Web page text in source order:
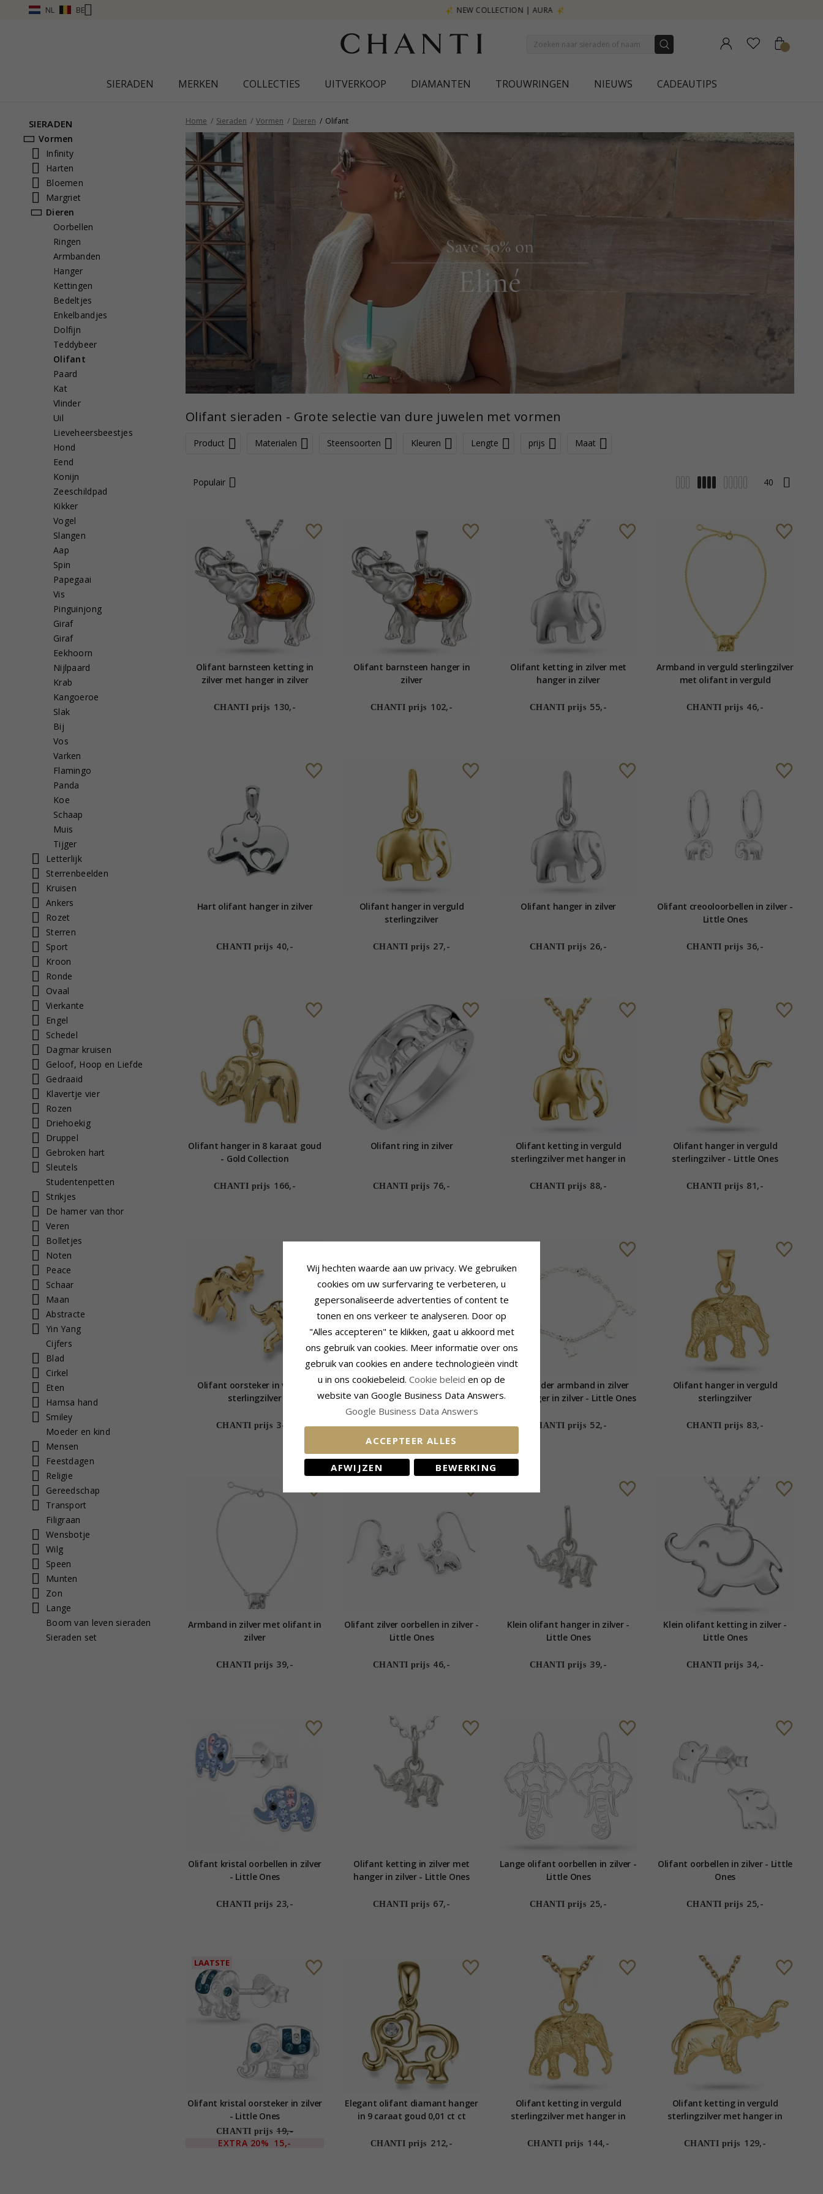
NL BE NEW COLLECTION | AURA
SIERADEN MERKEN COLLECTIES UITVERKOOP DIAMANTEN TROUWRINGEN NIEUWS CADEAUTIPS
SIERADEN
Vormen
Infinity
Harten
Bloemen
Margriet
Dieren
Oorbellen
Ringen
Armbanden
Hanger
Kettingen
Bedeltjes
Enkelbandjes
Dolfijn
Teddybeer
Olifant
Paard
Kat
Vlinder
Uil
Lieveheersbeestjes
Hond
Eend
Konijn
Zeeschildpad
Kikker
Vogel
Slangen
Aap
Spin
Papegaai
Vis
Pinguinjong
Giraf
Giraf
Eekhoorn
Nijlpaard
Krab
Kangoeroe
Slak
Bij
Vos
Varken
Flamingo
Panda
Koe
Schaap
Muis
Tijger
Letterlijk
Sterrenbeelden
Kruisen
Ankers
Rozet
Sterren
Sport
Kroon
Ronde
Ovaal
Vierkante
Engel
Schedel
Dagmar kruisen
Geloof, Hoop en Liefde
Gedraaid
Klavertje vier
Rozen
Driehoekig
Druppel
Gebroken hart
Sleutels
Studentenpetten
Strikjes
De hamer van thor
Veren
Bolletjes
Noten
Peace
Schaar
Maan
Abstracte
Yin Yang
Cijfers
Blad
Cirkel
Eten
Hamsa hand
Smiley
Moeder en kind
Mensen
Feestdagen
Religie
Gereedschap
Transport
Filigraan
Wensbotje
Wilg
Speen
Munten
Zon
Lange
Boom van leven sieraden
Sieraden set
Home Sieraden Vormen Dieren Olifant
Olifant sieraden - Grote selectie van dure juwelen met vormen
Product Materialen Steensoorten Kleuren Lengte prijs Maat
Populair
Olifant barnsteen ketting in
zilver met hanger in zilver
CHANTI prijs 130,-
Olifant barnsteen hanger in
zilver
CHANTI prijs 102,-
Olifant ketting in zilver met
hanger in zilver
CHANTI prijs 55,-
Armband in verguld sterlingzilver
met olifant in verguld
CHANTI prijs 46,-
Hart olifant hanger in zilver
CHANTI prijs 40,-
Olifant hanger in verguld
sterlingzilver
CHANTI prijs 27,-
Olifant hanger in zilver
CHANTI prijs 26,-
Olifant creooloorbellen in zilver -
Little Ones
CHANTI prijs 36,-
Olifant hanger in 8 karaat goud
- Gold Collection
CHANTI prijs 166,-
Olifant ring in zilver
CHANTI prijs 76,-
Olifant ketting in verguld
sterlingzilver met hanger in
CHANTI prijs 88,-
Olifant hanger in verguld
sterlingzilver - Little Ones
CHANTI prijs 81,-
Olifant oorsteker in verguld
sterlingzilver
CHANTI prijs 34,-
Breed olifant hanger in verguld
sterlingzilver
CHANTI prijs 68,-
Echt kinder armband in zilver
met hanger in zilver - Little Ones
CHANTI prijs 52,-
Olifant hanger in verguld
sterlingzilver
CHANTI prijs 83,-
Armband in zilver met olifant in
zilver
CHANTI prijs 39,-
Olifant zilver oorbellen in zilver -
Little Ones
CHANTI prijs 46,-
Klein olifant hanger in zilver -
Little Ones
CHANTI prijs 39,-
Klein olifant ketting in zilver -
Little Ones
CHANTI prijs 34,-
Olifant kristal oorbellen in zilver
- Little Ones
CHANTI prijs 23,-
Olifant ketting in zilver met
hanger in zilver - Little Ones
CHANTI prijs 67,-
Lange olifant oorbellen in zilver -
Little Ones
CHANTI prijs 25,-
Olifant oorbellen in zilver - Little
Ones
CHANTI prijs 25,-
LAATSTE
Olifant kristal oorsteker in zilver
- Little Ones
CHANTI prijs 19,-
EXTRA 20% 15,-
Elegant olifant diamant hanger
in 9 caraat goud 0,01 ct ct
CHANTI prijs 212,-
Olifant ketting in verguld
sterlingzilver met hanger in
CHANTI prijs 144,-
Olifant ketting in verguld
sterlingzilver met hanger in
CHANTI prijs 129,-
Wij hechten waarde aan uw privacy. We gebruiken
cookies om uw surfervaring te verbeteren, u
gepersonaliseerde advertenties of content te
tonen en ons verkeer te analyseren. Door op
"Alles accepteren" te klikken, gaat u akkoord met
ons gebruik van cookies. Meer informatie over ons
gebruik van cookies en andere technologieën vindt
u in ons cookiebeleid. Cookie beleid en op de
website van Google Business Data Answers.
Google Business Data Answers
ACCEPTEER ALLES
AFWIJZEN BEWERKING